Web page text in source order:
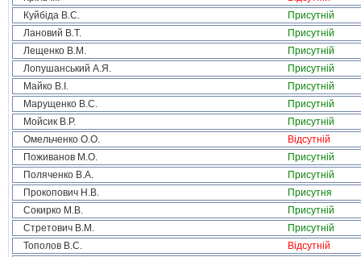
Куйбіда В.С.
Присутній
Лановий В.Т.
Присутній
Лещенко В.М.
Присутній
Лопушанський А.Я.
Присутній
Майко В.І.
Присутній
Марущенко В.С.
Присутній
Мойсик В.Р.
Присутній
Омельченко О.О.
Відсутній
Поживанов М.О.
Присутній
Поляченко В.А.
Присутній
Прокопович Н.В.
Присутня
Сокирко М.В.
Присутній
Стретович В.М.
Присутній
Тополов В.С.
Відсутній